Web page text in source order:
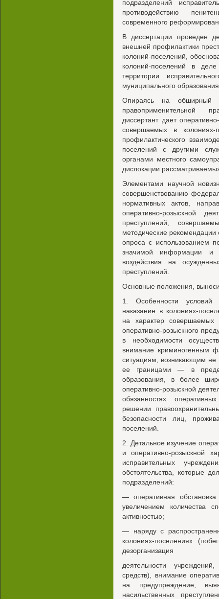
подразделений
противодействию
современного
В диссертации проведен
внешней профилактики
колоний-поселений,
колоний-поселений в
территории
муниципального
Опираясь на обширный
правоприменительной
диссертант дает
совершаемых в колониях-
профилактического
поселений с другими
органами местного
дислокации
Элементами научной
совершенствованию
нормативных актов,
оперативно-розыскной
преступлений,
методические
опроса с использованием
значимой информации и
воздействия на
преступлений.
Основные положения,
1. Особенности условий
наказание в колониях-
на характер
оперативно-розыскного
в необходимости
внимание криминогенным
ситуациям, возникающим не
ее границами — в
образования, в более
оперативно-розыскной
обязанностях
решении
безопасности лиц,
поселений.
2. Детальное изучение
и оперативно-розыскной
исправительных
обстоятельства, которые
подразделений:
— оперативная обстановка
увеличением количества
активностью;
— наряду с
колониях-поселениях
дезорганизация
деятельности
средств), внимание
на предупреждение,
насильственных